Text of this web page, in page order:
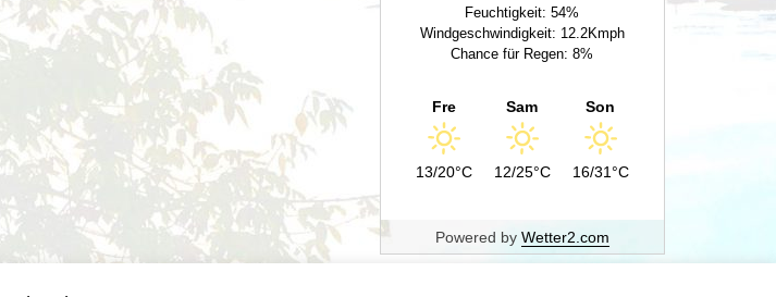
Feuchtigkeit: 54%
Windgeschwindigkeit: 12.2Kmph
Chance für Regen: 8%
Fre
13/20°C
Sam
12/25°C
Son
16/31°C
Powered by Wetter2.com